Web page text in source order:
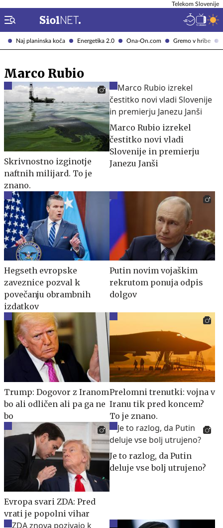
Naj planinska koča Energetika 2.0 Ona-On.com Gremo v hribe
Telekom Slovenije
Marco Rubio
Skrivnostno izginotje
naftnih milijard. To je
znano.
Marco Rubio izrekel
čestitko novi vladi
Slovenije in premierju
Janezu Janši
Hegseth evropske
zaveznice pozval k
povečanju obrambnih
izdatkov
Putin novim vojaškim
rekrutom ponuja odpis
dolgov
Trump: Dogovor z Iranom
bo ali odličen ali pa ga ne
bo
Prelomni trenutki: vojna v
Iranu tik pred koncem?
To je znano.
Evropa svari ZDA: Pred
vrati je popolni vihar
Je to razlog, da Putin
deluje vse bolj utrujeno?